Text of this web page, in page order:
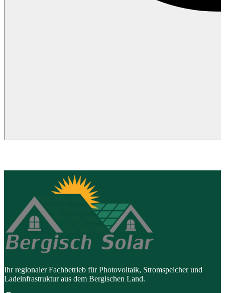
Ihr regionaler Fachbetrieb für Photovoltaik, Stromspeicher und
Ladeinfrastruktur aus dem Bergischen Land.